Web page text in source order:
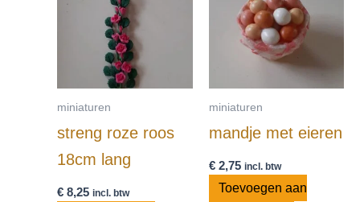
miniaturen
streng roze roos
18cm lang
€ 8,25 incl. btw
miniaturen
mandje met eieren
€2,75 incl. btw
Toevoegen aan